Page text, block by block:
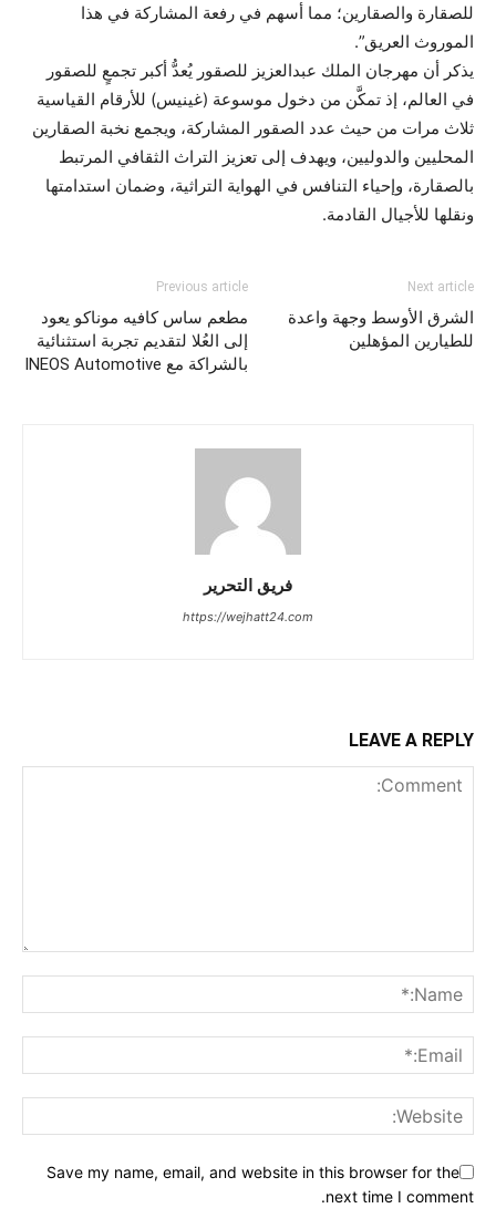
للصقارة والصقارين؛ مما أسهم في رفعة المشاركة في هذا
الموروث العريق”.
يذكر أن مهرجان الملك عبدالعزيز للصقور يُعدُّ أكبر تجمعٍ للصقور
في العالم، إذ تمكَّن من دخول موسوعة (غينيس) للأرقام القياسية
ثلاث مرات من حيث عدد الصقور المشاركة، ويجمع نخبة الصقارين
المحليين والدوليين، ويهدف إلى تعزيز التراث الثقافي المرتبط
بالصقارة، وإحياء التنافس في الهواية التراثية، وضمان استدامتها
ونقلها للأجيال القادمة.
Previous article
مطعم ساس كافيه موناكو يعود
إلى العُلا لتقديم تجربة استثنائية
بالشراكة مع INEOS Automotive
Next article
الشرق الأوسط وجهة واعدة
للطيارين المؤهلين
فريق التحرير
https://wejhatt24.com
LEAVE A REPLY
Save my name, email, and website in this browser for the
next time I comment.